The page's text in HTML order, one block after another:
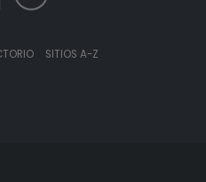
SITIOS A-Z